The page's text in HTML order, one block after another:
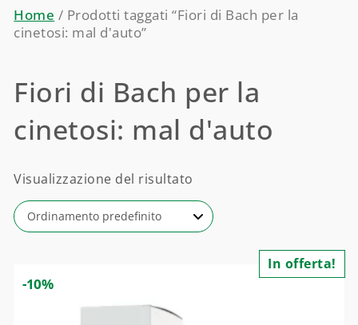
Home / Prodotti taggati “Fiori di Bach per la
cinetosi: mal d'auto”
Fiori di Bach per la
cinetosi: mal d'auto
Visualizzazione del risultato
In offerta!
-10%